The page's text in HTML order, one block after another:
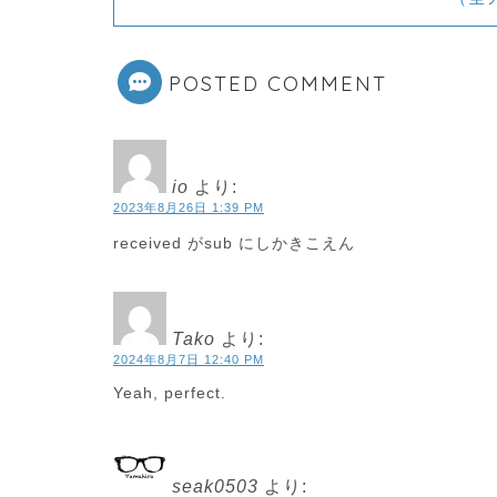
POSTED COMMENT
io より:
2023年8月26日 1:39 PM
received がsub にしかきこえん
Tako より:
2024年8月7日 12:40 PM
Yeah, perfect.
seak0503 より: